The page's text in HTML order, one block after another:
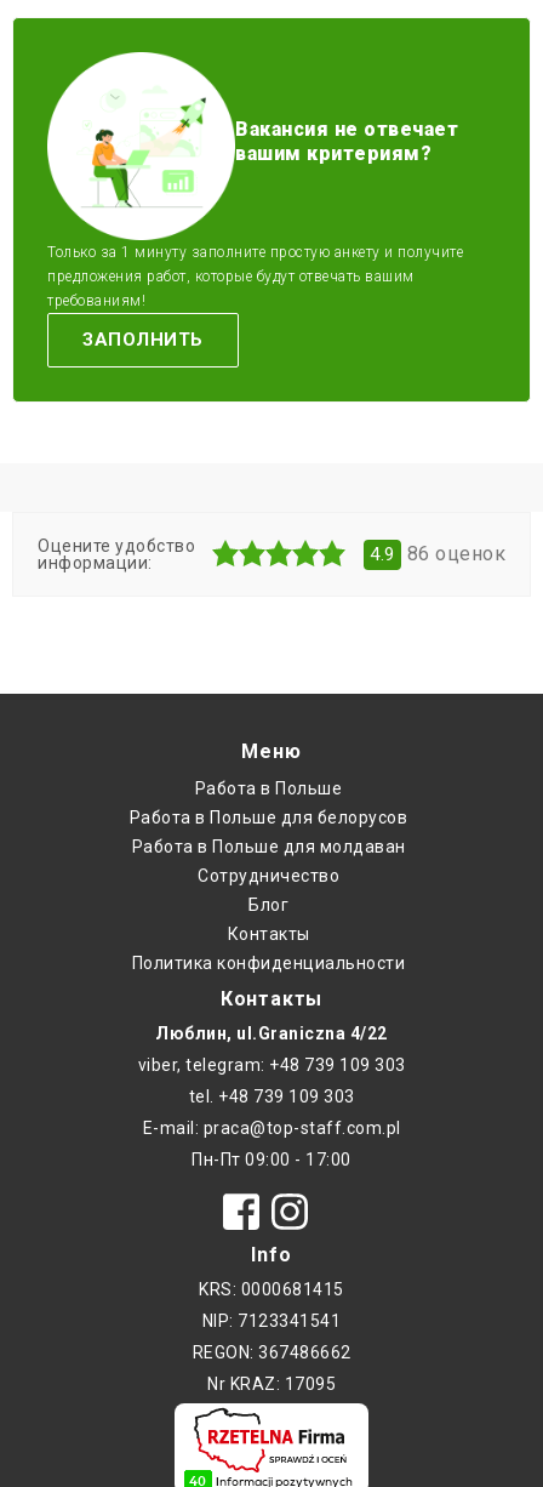
Вакансия не отвечает
вашим критериям?
Только за 1 минуту заполните простую анкету и получите
предложения работ, которые будут отвечать вашим
требованиям!
ЗАПОЛНИТЬ
Оцените удобство
информации:
4.9 86 оценок
Меню
Работа в Польше
Работа в Польше для белорусов
Работа в Польше для молдаван
Cотрудничество
Блог
Контакты
Политика конфиденциальности
Контакты
Люблин, ul.Graniczna 4/22
viber, telegram: +48 739 109 303
tel. +48 739 109 303
E-mail: praca@top-staff.com.pl
Пн-Пт 09:00 - 17:00
Info
KRS: 0000681415
NIP: 7123341541
REGON: 367486662
Nr KRAZ: 17095